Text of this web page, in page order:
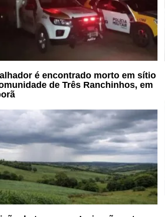
é encontrado morto em sítio
de Três Ranchinhos, em